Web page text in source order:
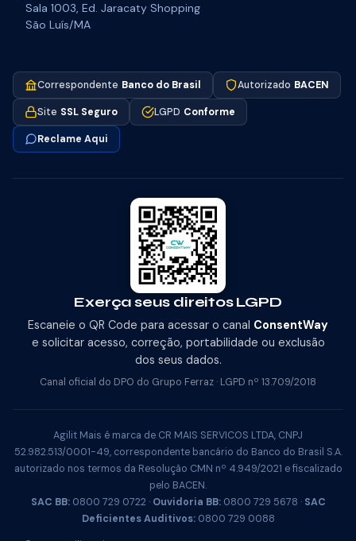
Sala 1003, Ed. Jaracaty Shopping
São Luís/MA
Correspondente Banco do Brasil Autorizado BACEN
Site SSL Seguro LGPD Conforme
Reclame Aqui
Exerça seus direitos LGPD
Escaneie o QR Code para acessar o canal ConsentWay
e solicitar acesso, correção, portabilidade ou exclusão
dos seus dados.
Canal oficial do DPO do Grupo Ferraz · LGPD nº 13.709/2018
Agilit Mais é marca de CR MAIS SERVICOS LTDA, CNPJ
52.982.513/0001-49, correspondente bancário do Banco do Brasil S.A.
autorizado nos termos da Resolução CMN nº 4.949/2021 e fiscalizado
pelo BACEN.
SAC BB:0800 729 0722 · Ouvidoria BB:0800 729 5678 · SAC
Deficientes Auditivos:0800 729 0088